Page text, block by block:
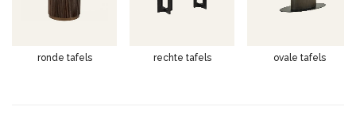
ronde tafels rechte tafels ovale tafels